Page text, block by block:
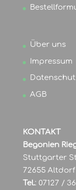
Über uns
Impressum
AGB
KONTAKT
Begonien
Stuttgarter
72655 Altdorf
Tel.: 07127 /